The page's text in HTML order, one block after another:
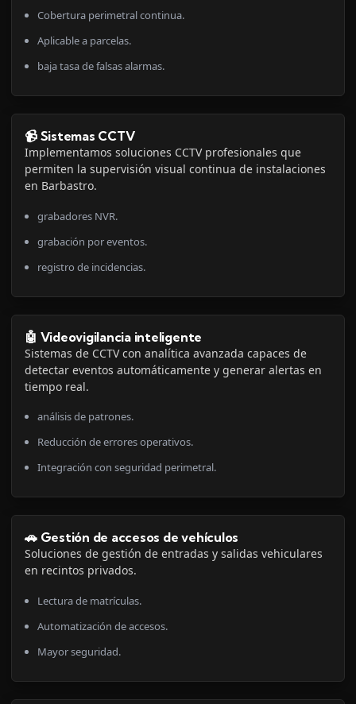
Cobertura perimetral continua.
Aplicable a parcelas.
baja tasa de falsas alarmas.
📹 Sistemas CCTV
Implementamos soluciones CCTV profesionales que
permiten la supervisión visual continua de instalaciones
en Barbastro.
grabadores NVR.
grabación por eventos.
registro de incidencias.
🤖 Videovigilancia inteligente
Sistemas de CCTV con analítica avanzada capaces de
detectar eventos automáticamente y generar alertas en
tiempo real.
análisis de patrones.
Reducción de errores operativos.
Integración con seguridad perimetral.
🚗 Gestión de accesos de vehículos
Soluciones de gestión de entradas y salidas vehiculares
en recintos privados.
Lectura de matrículas.
Automatización de accesos.
Mayor seguridad.